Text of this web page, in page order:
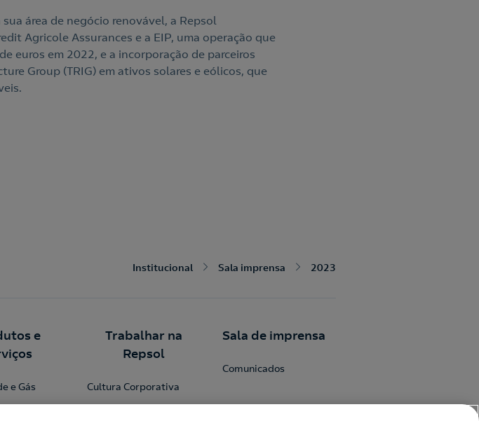
área de negócio renovável, a Repsol
Agricole Assurances e a EIP, uma operação que
euros em 2022, e a incorporação de parceiros
Group (TRIG) em ativos solares e eólicos, que
Institucional Sala imprensa 2023
e
e Gás
Trabalhar na
Repsol
Cultura Corporativa
Sala de imprensa
Comunicados